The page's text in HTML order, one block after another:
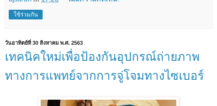
ใช้ร่วมกัน
วันอาทิตย์ที่ 30 สิงหาคม พ.ศ. 2563
เทคนิคใหม่เพื่อป้องกันอุปกรณ์ถ่ายภาพ
ทางการแพทย์จากการจู่โจมทางไซเบอร์